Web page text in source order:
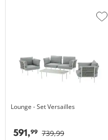
Lounge - SetVersailles
739,99
591,99
Zur